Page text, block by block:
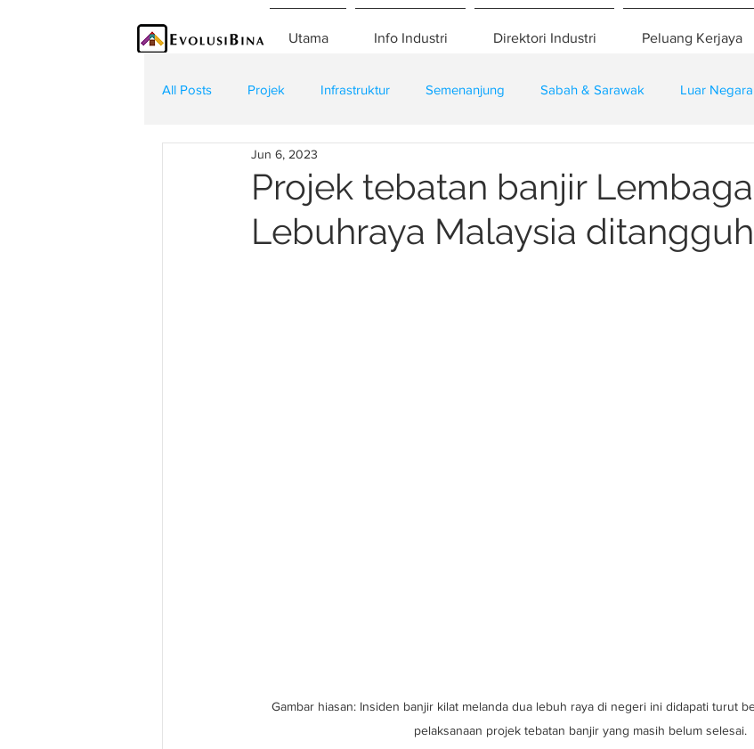
Utama Info Industri Direktori Industri Peluang Kerjaya
All Posts Projek Infrastruktur Semenanjung Sabah & Sarawak Luar Negara
Teknologi Kontraktor
Projek tebatan banjir Lembaga
Lebuhraya Malaysia ditangguh
Jun 6, 2023
Gambar hiasan: Insiden banjir kilat melanda dua lebuh raya di negeri ini didapati turut
pelaksanaan projek tebatan banjir yang masih belum selesai.